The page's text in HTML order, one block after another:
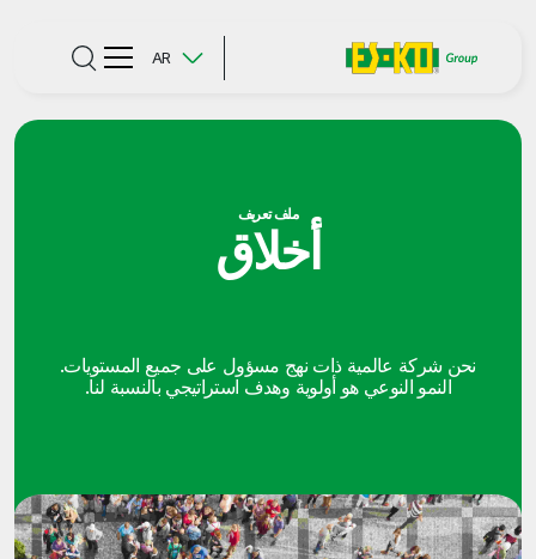
AR
ملف تعريف
أخلاق
نحن شركة عالمية ذات نهج مسؤول على جميع المستويات.
النمو النوعي هو أولوية وهدف استراتيجي بالنسبة لنا.